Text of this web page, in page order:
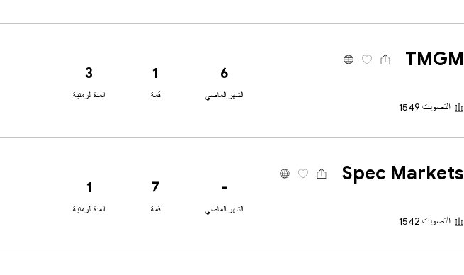
TMGM
التصويت 1549
6
الشهر الماضي
1
قمة
3
المدة الزمنية
Spec Markets
التصويت 1542
-
الشهر الماضي
7
قمة
1
المدة الزمنية